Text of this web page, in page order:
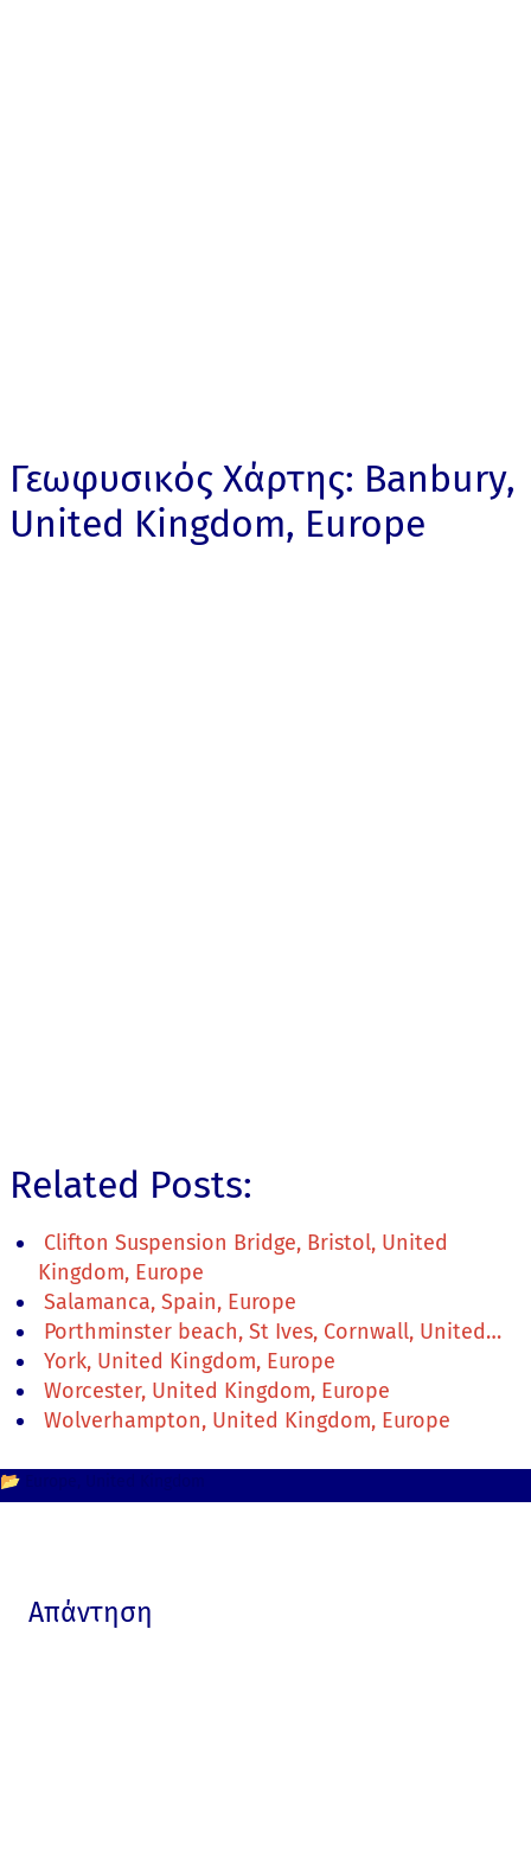
Γεωφυσικός Χάρτης: Banbury,
United Kingdom, Europe
Related Posts:
Clifton Suspension Bridge, Bristol, United
Kingdom, Europe
Salamanca, Spain, Europe
Porthminster beach, St Ives, Cornwall, United…
York, United Kingdom, Europe
Worcester, United Kingdom, Europe
Wolverhampton, United Kingdom, Europe
📂
Απάντηση